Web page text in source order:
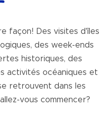
façon! Des visites d'îles
des week-ends
historiques, des
activités océaniques et
retrouvent dans les
vous commencer?